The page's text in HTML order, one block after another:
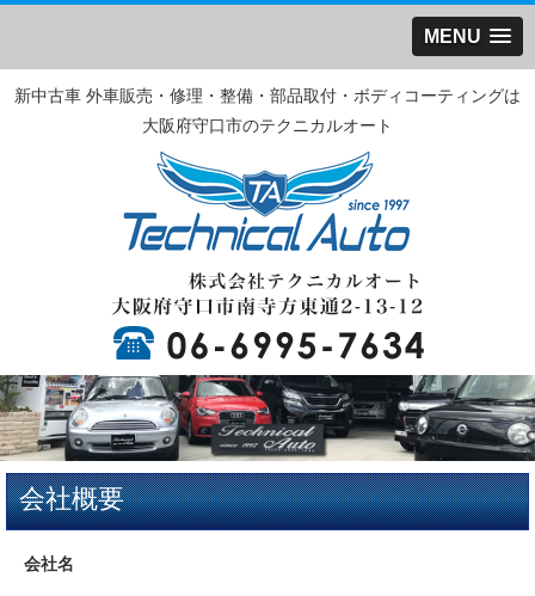
MENU
新中古車 外車販売・修理・整備・部品取付・ボディコーティングは
大阪府守口市のテクニカルオート
会社概要
会社名